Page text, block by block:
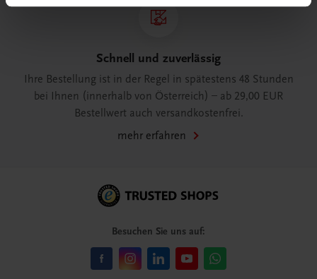
Schnell und zuverlässig
Ihre Bestellung ist in der Regel in spätestens 48 Stunden
bei Ihnen (innerhalb von Österreich) – ab 29,00 EUR
Bestellwert auch versandkostenfrei.
mehr erfahren
Besuchen Sie uns auf: